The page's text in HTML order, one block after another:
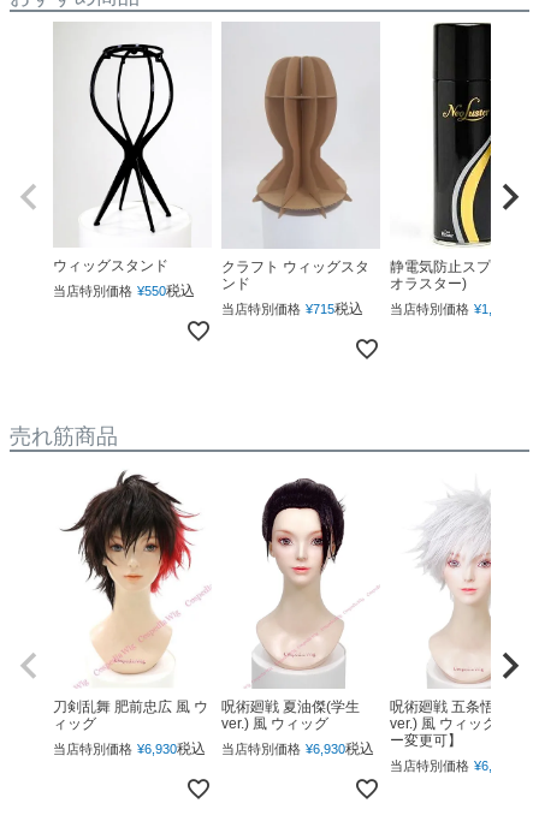
ウィッグスタンド
当店特別価格 ¥550税込
クラフト ウィッグスタ
ンド
当店特別価格 ¥715税込
静電気防止スプレー(ネ
オラスター)
当店特別価格 ¥1,760
売れ筋商品
刀剣乱舞 肥前忠広 風 ウ
ィッグ
当店特別価格 ¥6,930税込
呪術廻戦 夏油傑(学生
ver.) 風 ウィッグ
当店特別価格 ¥6,930税込
呪術廻戦 五条悟(下ろ
ver.) 風 ウィッグ 【カ
ー変更可】
当店特別価格 ¥6,930